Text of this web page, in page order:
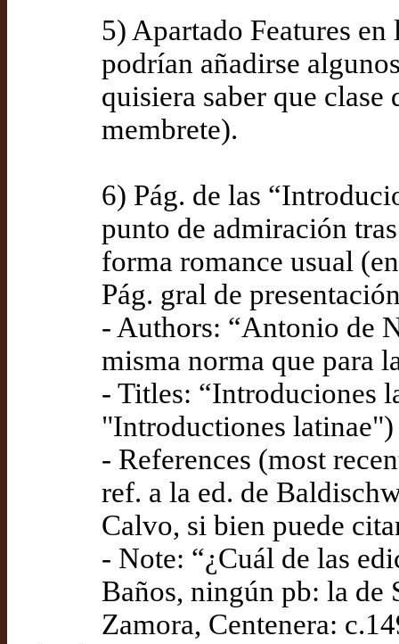
5) Apartado Features
podrían añadirse
quisiera saber que clase
membrete).
6) Pág. de las
punto de admiración
forma romance usual
Pág. gral de
- Authors: “Antonio de
misma norma que para
- Titles: “Introduciones
"Introductiones latinae")
- References (most
ref. a la ed. de
Calvo, si bien puede
- Note: “¿Cuál de las
Baños, ningún pb: la de
Zamora, Centenera: